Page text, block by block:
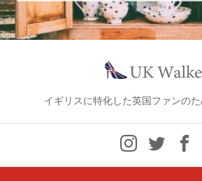
イギリスに特化した英国ファンの